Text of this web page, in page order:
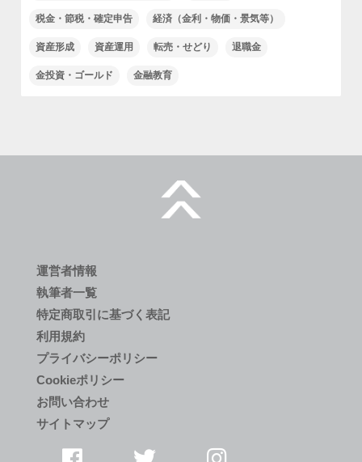
税金・節税・確定申告 経済（金利・物価・景気等）
資産形成 資産運用 転売・せどり 退職金
金投資・ゴールド 金融教育
運営者情報
執筆者一覧
特定商取引に基づく表記
利用規約
プライバシーポリシー
Cookieポリシー
お問い合わせ
サイトマップ